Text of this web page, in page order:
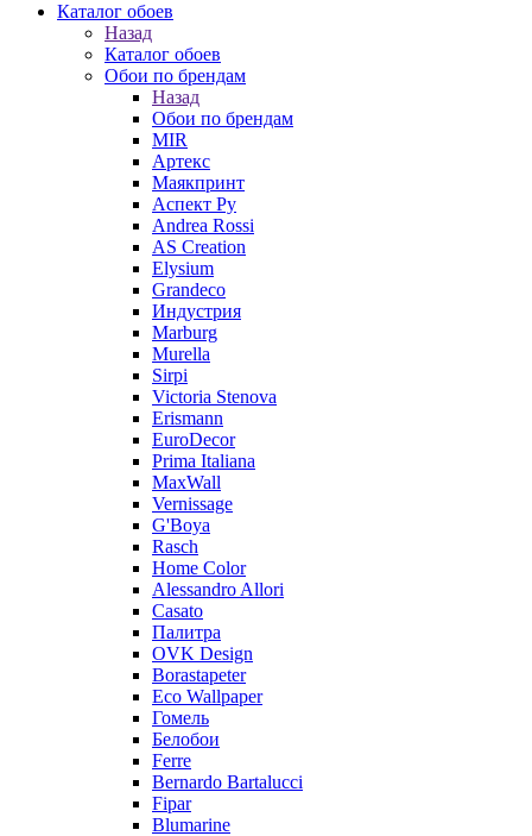
Каталог обоев
Назад
Каталог обоев
Обои по брендам
Назад
Обои по брендам
MIR
Артекс
Маякпринт
Аспект Ру
Andrea Rossi
AS Creation
Elysium
Grandeco
Индустрия
Marburg
Murella
Sirpi
Victoria Stenova
Erismann
EuroDecor
Prima Italiana
MaxWall
Vernissage
G'Boya
Rasch
Home Color
Alessandro Allori
Casato
Палитра
OVK Design
Borastapeter
Eco Wallpaper
Гомель
Белобои
Ferre
Bernardo Bartalucci
Fipar
Blumarine